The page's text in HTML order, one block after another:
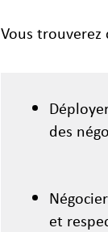
Vous trouverez
des
et